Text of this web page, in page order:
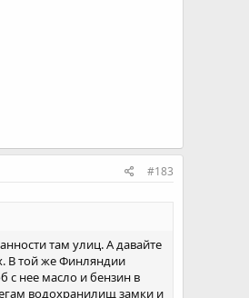
#183
там улиц. А давайте
В той же Финляндии
с нее масло и бензин в
водохранилищ замки и